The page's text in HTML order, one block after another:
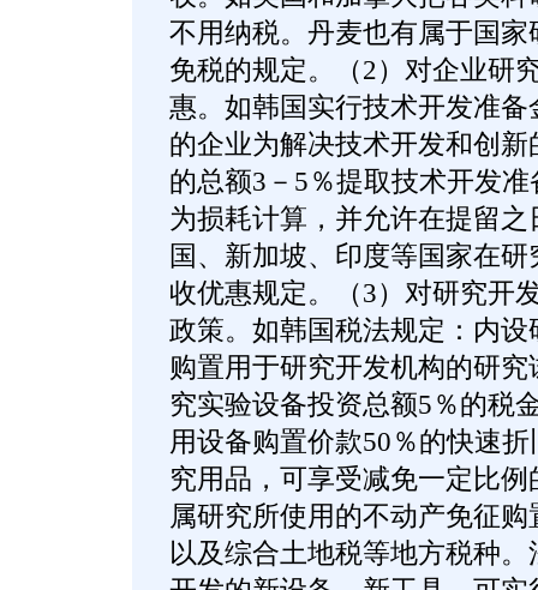
不用纳税。丹麦也有属于国
免税的规定。（2）对企业研
惠。如韩国实行技术开发准
的企业为解决技术开发和创
的总额3－5％提取技术开发
为损耗计算，并允许在提留
国、新加坡、印度等国家在
收优惠规定。（3）对研究开
政策。如韩国税法规定：内
购置用于研究开发机构的研
究实验设备投资总额5％的税
用设备购置价款50％的快速
究用品，可享受减免一定比
属研究所使用的不动产免征
以及综合土地税等地方税种